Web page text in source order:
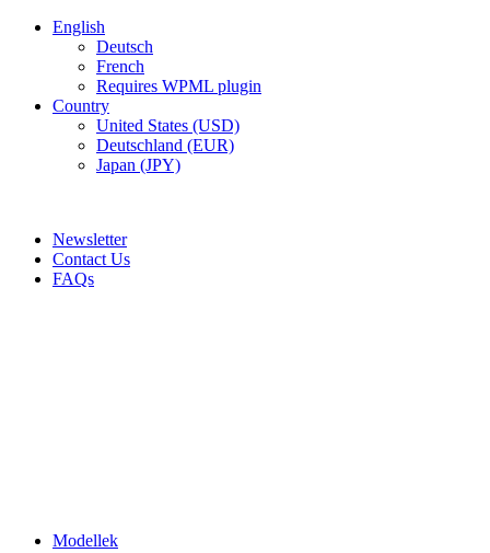
English
Deutsch
French
Requires WPML plugin
Country
United States (USD)
Deutschland (EUR)
Japan (JPY)
Newsletter
Contact Us
FAQs
Modellek